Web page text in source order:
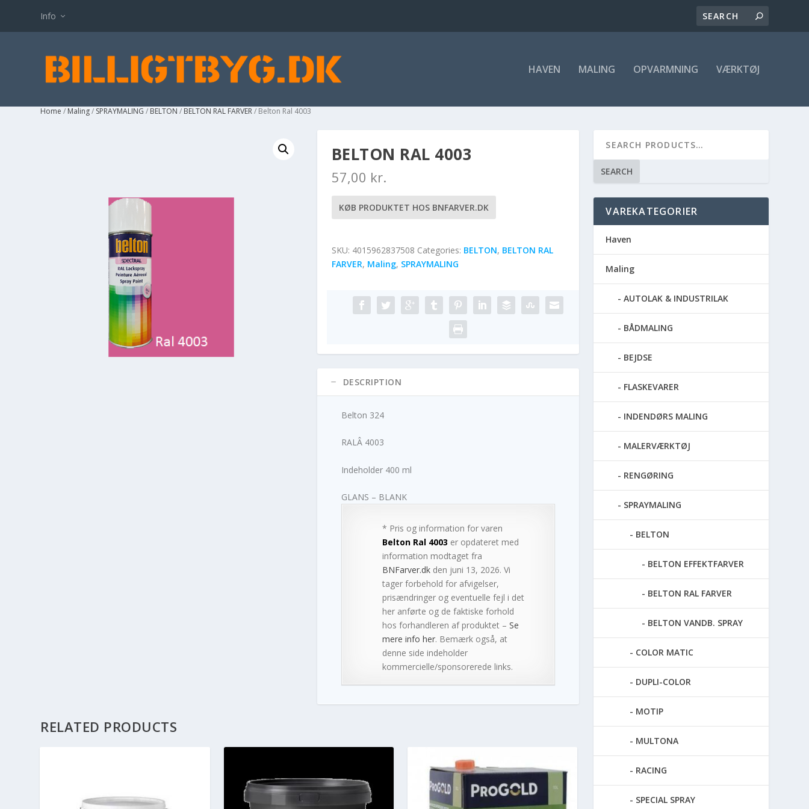
Info
HAVEN MALING OPVARMNING VÆRKTØJ
Home / Maling/ SPRAYMALING / BELTON / BELTON RAL FARVER/ Belton Ral 4003
BELTON RAL 4003
57,00 kr.
KØB PRODUKTET HOS BNFARVER.DK
SKU: 4015962837508 Categories: BELTON, BELTON RAL
FARVER, Maling, SPRAYMALING
DESCRIPTION
Belton 324
RALÂ 4003
Indeholder 400 ml
GLANS – BLANK
* Pris og information for varen
Belton Ral 4003 er opdateret med
information modtaget fra
BNFarver.dkden juni 13, 2026. Vi
tager forbehold for afvigelser,
prisændringer og eventuelle fejl i det
her anførte og de faktiske forhold
hos forhandleren af produktet – Se
mere info her. Bemærk også, at
denne side indeholder
kommercielle/sponsorerede links.
RELATED PRODUCTS
SEARCH
VAREKATEGORIER
Haven
Maling
AUTOLAK & INDUSTRILAK
BÅDMALING
BEJDSE
FLASKEVARER
INDENDØRS MALING
MALERVÆRKTØJ
RENGØRING
SPRAYMALING
BELTON
BELTON EFFEKTFARVER
BELTON RAL FARVER
BELTON VANDB. SPRAY
COLOR MATIC
DUPLI-COLOR
MOTIP
MULTONA
RACING
SPECIAL SPRAY